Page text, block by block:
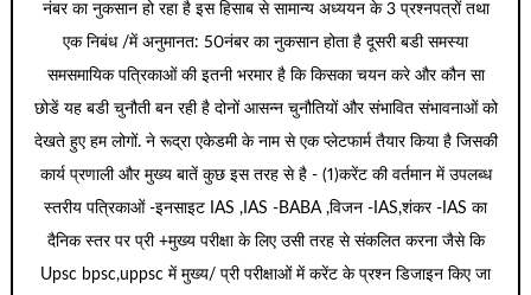
नंबर का नुकसान हो रहा है इस हिसाब से सामान्य अध्ययन के 3 प्रश्नपत्रों तथा
एक निबंध /में अनुमानत: 50नंबर का नुकसान होता है दूसरी बडी समस्या
समसमायिक पत्रिकाओं की इतनी भरमार है कि किसका चयन करे और कौन सा
छोडें यह बडी चुनौती बन रही है दोनों आसन्न चुनौतियों और संभावित संभावनाओं को
देखते हुए हम लोगों. ने रूद्रा एकेडमी के नाम से एक प्लेटफार्म तैयार किया है जिसकी
कार्य प्रणाली और मुख्य बातें कुछ इस तरह से है - (1)करेंट की वर्तमान में उपलब्ध
स्तरीय पत्रिकाओं -इनसाइट IAS ,IAS -BABA ,विजन -IAS,शंकर -IAS का
दैनिक स्तर पर प्री +मुख्य परीक्षा के लिए उसी तरह से संकलित करना जैसे कि
Upsc bpsc,uppsc में मुख्य/ प्री परीक्षाओं में करेंट के प्रश्न डिजाइन किए जा